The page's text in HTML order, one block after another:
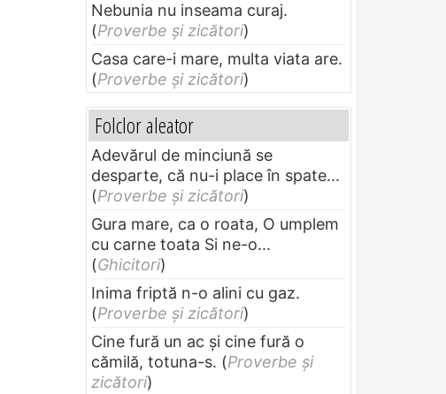
Nebunia nu inseama curaj.
(Proverbe și zicători)
Casa care-i mare, multa viata are.
(Proverbe și zicători)
Folclor aleator
Adevărul de minciună se
desparte, că nu-i place în spate...
(Proverbe și zicători)
Gura mare, ca o roata, O umplem
cu carne toata Si ne-o...
(Ghicitori)
Inima friptă n-o alini cu gaz.
(Proverbe și zicători)
Cine fură un ac şi cine fură o
cămilă, totuna-s. (Proverbe și
zicători)